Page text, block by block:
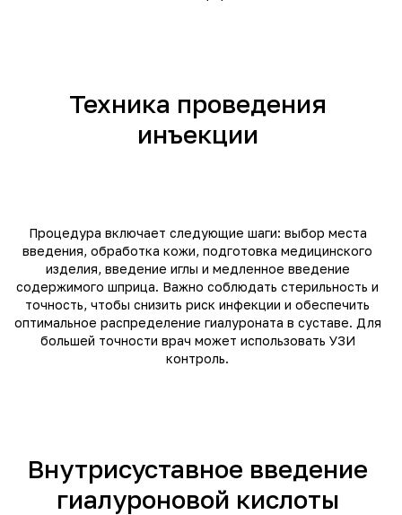
Техника проведения
инъекции
Процедура включает следующие шаги: выбор места
введения, обработка кожи, подготовка медицинского
изделия, введение иглы и медленное введение
содержимого шприца. Важно соблюдать стерильность и
точность, чтобы снизить риск инфекции и обеспечить
оптимальное распределение гиалуроната в суставе. Для
большей точности врач может использовать УЗИ
контроль.
Внутрисуставное введение
гиалуроновой кислоты